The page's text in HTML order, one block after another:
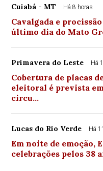
Cuiabá - MT Há 8 horas
Cavalgada e
último dia do Mato
Primavera do Leste Há
Cobertura de placas
eleitoral é prevista
circu…
Lucas do Rio Verde Há
Em noite de emoção,
celebrações pelos 38